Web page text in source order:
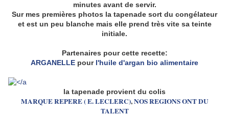
minutes avant de servir.
Sur mes premières photos la tapenade sort du congélateur
et est un peu blanche mais elle prend très vite sa teinte
initiale.
Partenaires pour cette recette:
ARGANELLE pour l'huile d'argan bio alimentaire
la tapenade provient du colis
MARQUE REPERE ( E. LECLERC),NOS REGIONS ONT DU
TALENT